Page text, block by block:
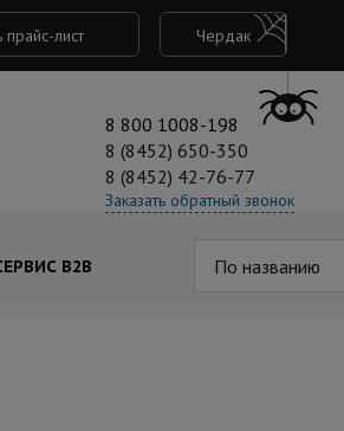
прайс-лист Чердак
8 800 1008-198
8 (8452) 650-350
8 (8452) 42-76-77
Заказать обратный звонок
B2B По названию